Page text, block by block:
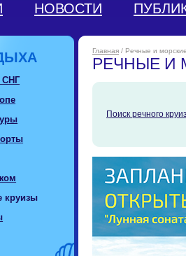
НОВОСТИ
СНГ
круизы
Главная / Речные и
РЕЧНЫЕ И
Поиск речного